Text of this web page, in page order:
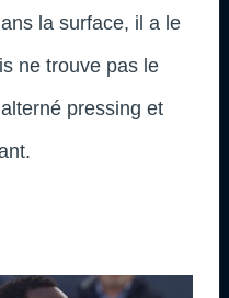
la surface, il a le
ne trouve pas le
pressing et